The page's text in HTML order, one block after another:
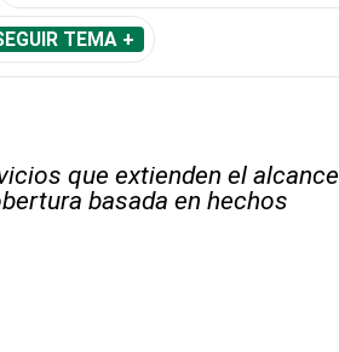
TEMA +
que extienden el alcance
basada en hechos